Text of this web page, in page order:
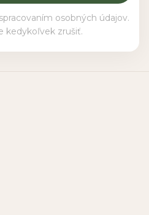
osobných údajov.
kedykoľvek zrušiť.